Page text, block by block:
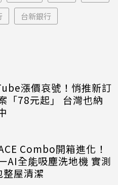
台新銀行
漲價哀號！悄推新訂
「78元起」 台灣也納
Combo開箱進化！
AI全能吸塵洗地機 實測
整屋清潔